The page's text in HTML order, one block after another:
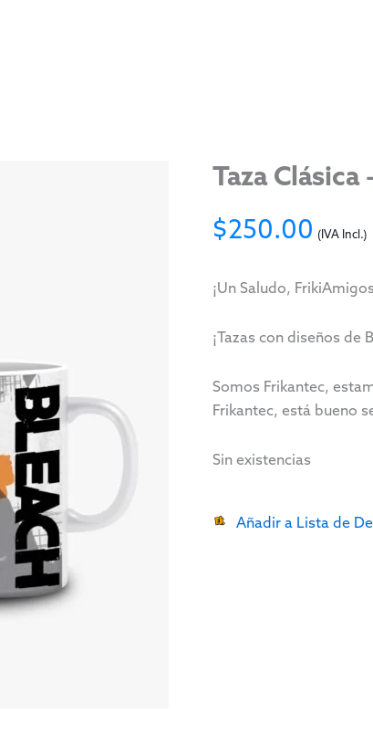
Taza
$250.00 (IVA Incl.)
¡Un Saludo,
¡Tazas con diseños de
Somos Frikantec,
Frikantec, está bueno
Sin existencias
Añadir a Lista de